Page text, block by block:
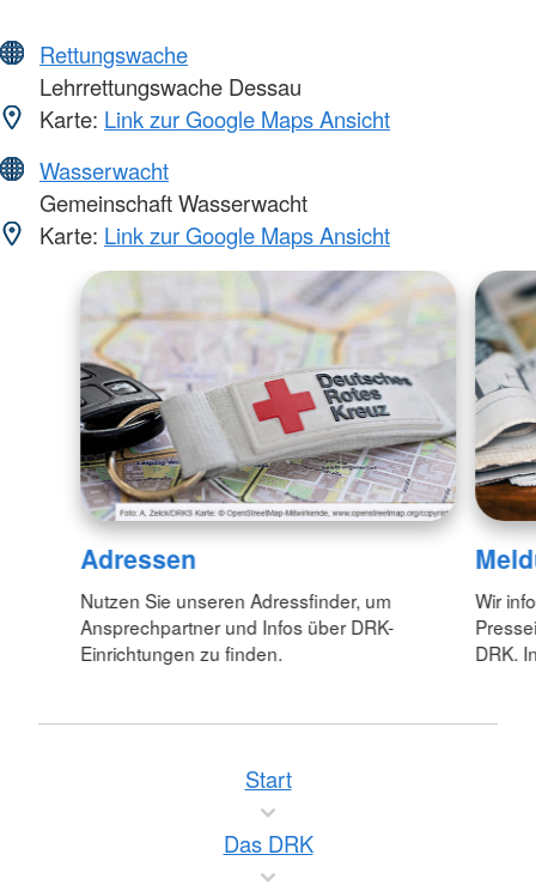
Rettungswache
Lehrrettungswache Dessau
Karte: Link zur Google Maps Ansicht
Wasserwacht
Gemeinschaft Wasserwacht
Karte: Link zur Google Maps Ansicht
Adressen
Nutzen Sie unseren Adressfinder, um
Ansprechpartner und Infos über DRK-
Einrichtungen zu finden.
Wir
DRK.
Start
Das DRK